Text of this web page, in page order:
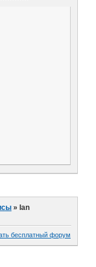
» Ian
бесплатный форум